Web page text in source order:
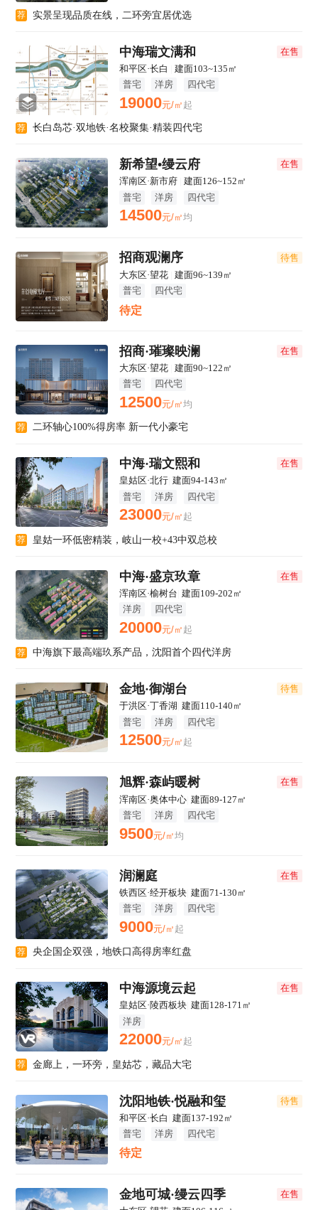
荐 实景呈现品质在线，二环旁宜居优选
中海瑞文满和
在售
和平区·长白
|建面103~135㎡
普宅
洋房 四代宅
19000元/㎡ 起
荐 长白岛芯·双地铁·名校聚集·精装四代宅
新希望•缦云府
在售
浑南区·新市府 |建面126~152㎡
普宅
洋房 四代宅
14500元/㎡均
招商观澜序
待售
大东区·望花 |建面96~139㎡
普宅
四代宅
待定
招商·璀璨映澜
在售
大东区·望花 |建面90~122㎡
普宅
四代宅
12500元/㎡均
荐 二环轴心100%得房率 新一代小豪宅
中海·瑞文熙和
在售
皇姑区·北行 |建面94-143㎡
普宅
洋房 四代宅
23000元/㎡ 起
荐 皇姑一环低密精装，岐山一校+43中双总校
中海·盛京玖章
在售
浑南区·榆树台 |建面109-202㎡
洋房
四代宅
20000元/㎡ 起
荐 中海旗下最高端玖系产品，沈阳首个四代洋房
金地·御湖台
待售
于洪区·丁香湖 |建面110-140㎡
普宅
洋房 四代宅
12500元/㎡ 起
旭辉·森屿暖树
在售
浑南区·奥体中心 |建面89-127㎡
普宅
洋房 四代宅
9500元/㎡均
润澜庭
在售
铁西区·经开板块 |建面71-130㎡
普宅
洋房 四代宅
9000元/㎡ 起
荐 央企国企双强，地铁口高得房率红盘
中海源境云起
在售
皇姑区·陵西板块 |建面128-171㎡
洋房
22000元/㎡ 起
荐 金廊上，一环旁，皇姑芯，藏品大宅
沈阳地铁·悦融和玺
待售
和平区·长白 |建面137-192㎡
普宅
洋房 四代宅
待定
金地可城·缦云四季
在售